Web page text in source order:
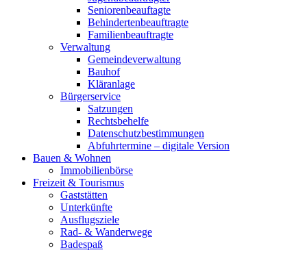
Seniorenbeauftagte
Behindertenbeauftragte
Familienbeauftragte
Verwaltung
Gemeindeverwaltung
Bauhof
Kläranlage
Bürgerservice
Satzungen
Rechtsbehelfe
Datenschutzbestimmungen
Abfuhrtermine – digitale Version
Bauen & Wohnen
Immobilienbörse
Freizeit & Tourismus
Gaststätten
Unterkünfte
Ausflugsziele
Rad- & Wanderwege
Badespaß